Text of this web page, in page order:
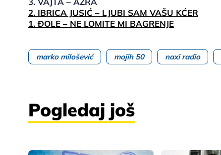
2. IBRICA JUSIĆ – LJUBI SAM VAŠU KĆER
1. ĐOLE – NE LOMITE MI BAGRENJE
marko milošević mojih 50 naxi radio
Pogledaj još